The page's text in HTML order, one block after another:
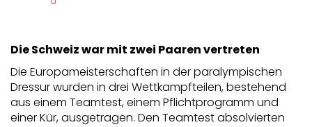
Die Schweiz war mit zwei Paaren vertreten
Die Europameisterschaften in der paralympischen
Dressur wurden in drei Wettkampfteilen, bestehend
aus einem Teamtest, einem Pflichtprogramm und
einer Kür, ausgetragen. Den Teamtest absolvierten